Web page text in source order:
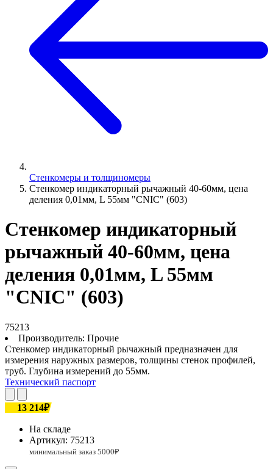
Стенкомеры и толщиномеры
Стенкомер индикаторный рычажный 40-60мм, цена
деления 0,01мм, L 55мм "CNIC" (603)
Стенкомер индикаторный
рычажный 40-60мм, цена
деления 0,01мм, L 55мм
"CNIC" (603)
75213
Производитель: Прочие
Стенкомер индикаторный рычажный предназначен для
измерения наружных размеров, толщины стенок профилей,
труб. Глубина измерений до 55мм.
Технический паспорт
13 214₽
На складе
Артикул: 75213